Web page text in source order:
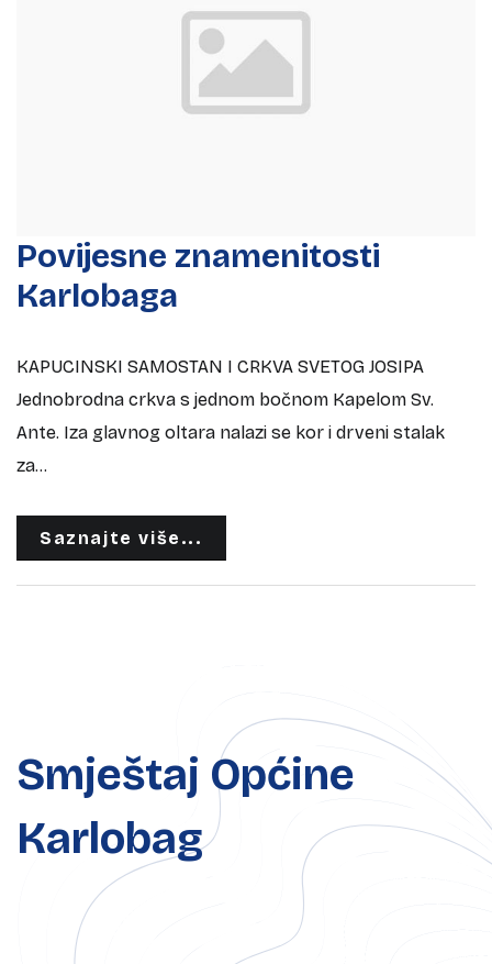
Povijesne znamenitosti
Karlobaga
KAPUCINSKI SAMOSTAN I CRKVA SVETOG JOSIPA
Jednobrodna crkva s jednom bočnom Kapelom Sv.
Ante. Iza glavnog oltara nalazi se kor i drveni stalak
za...
Saznajte više...
Smještaj Općine
Karlobag